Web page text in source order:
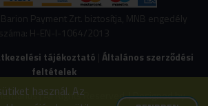
Payment Zrt. biztosítja, MNB engedély
száma: H-EN-I-1064/2013
tájékoztató |Általános szerződési
feltételek
| All Rights Reserved. | Designed by
használ. Az